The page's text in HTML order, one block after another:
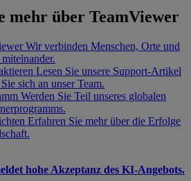
mehr über TeamViewer
Wir verbinden Menschen, Orte und
Lesen Sie unsere Support-Artikel
sich an unser Team.
Werden Sie Teil unseres globalen
Erfahren Sie mehr über die Erfolge
hohe Akzeptanz des KI-Angebots.